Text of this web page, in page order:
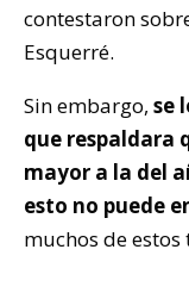
contestaron
Esquerré.
Sin embargo, se
que respaldara
mayor a la del
esto no puede
muchos de